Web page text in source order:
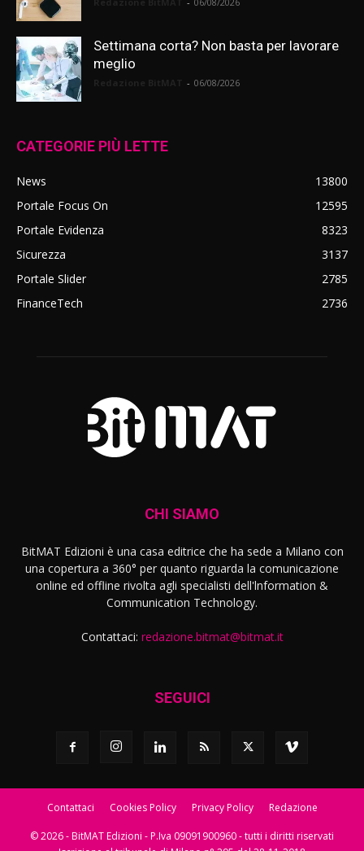
Settimana corta? Non basta per lavorare
meglio
- 06/08/2026
CATEGORIE PIÙ LETTE
News
13800
Portale Focus On
12595
Portale Evidenza
8323
Sicurezza
3137
Portale Slider
2785
FinanceTech
2736
CHI SIAMO
BitMAT Edizioni è una casa editrice che ha sede a Milano con
una copertura a 360° per quanto riguarda la comunicazione
online ed offline rivolta agli specialisti dell'lnformation &
Communication Technology.
Contattaci: redazione.bitmat@bitmat.it
SEGUICI
Contattaci Cookies Policy Privacy Policy Redazione
© 2026 - BitMAT Edizioni - P.Iva 09091900960 - tutti i diritti riservati